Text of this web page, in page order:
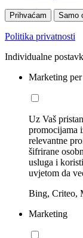
Prihvaćam Samo
Politika privatnosti
Individualne
Marketing
Uz Vaš
promocijama
relevantne
šifrirane
usluga i
uvjetom da
Bing, Criteo,
Marketing